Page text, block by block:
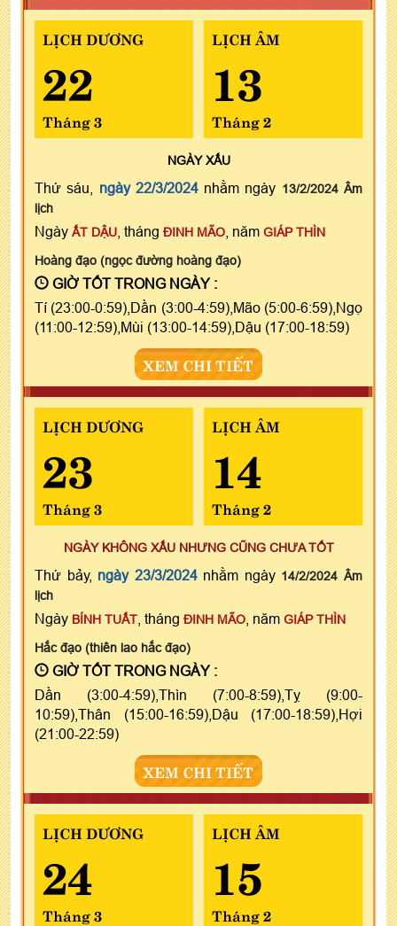
LỊCH DƯƠNG
22
Tháng 3
LỊCH ÂM
13
Tháng 2
NGÀYXẤU
Thứ sáu, ngày 22/3/2024nhằm ngày 13/2/2024 Âm
lịch
Ngày ẤT DẬU , tháng ĐINH MÃO , năm GIÁP THÌN
Hoàng đạo (ngọc đường hoàng đạo)
GIỜ TỐT TRONG NGÀY :
Tí (23:00-0:59),Dần (3:00-4:59),Mão (5:00-6:59),Ngọ
(11:00-12:59),Mùi (13:00-14:59),Dậu (17:00-18:59)
XEM CHI TIẾT
LỊCH DƯƠNG
23
Tháng 3
LỊCH ÂM
14
Tháng 2
NGÀY KHÔNG XẤU NHƯNG CŨNG CHƯA TỐT
Thứ bảy, ngày 23/3/2024nhằm ngày 14/2/2024 Âm
lịch
Ngày BÍNH TUẤT , tháng ĐINH MÃO , năm GIÁP THÌN
Hắc đạo (thiên lao hắc đạo)
GIỜ TỐT TRONG NGÀY :
Dần (3:00-4:59),Thìn (7:00-8:59),Tỵ (9:00-
10:59),Thân (15:00-16:59),Dậu (17:00-18:59),Hợi
(21:00-22:59)
XEM CHI TIẾT
LỊCH DƯƠNG
24
Tháng 3
LỊCH ÂM
15
Tháng 2